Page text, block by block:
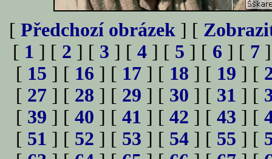
[ Předchozí obrázek ] [
[ 1 ] [ 2 ] [ 3 ] [ 4 ] [ 5 ] [ 6 ] [ 7
[ 15 ] [ 16 ] [ 17 ] [ 18 ] [ 19 ] [
[ 27 ] [ 28 ] [ 29 ] [ 30 ] [ 31 ] [
[ 39 ] [ 40 ] [ 41 ] [ 42 ] [ 43 ] [
[ 51 ] [ 52 ] [ 53 ] [ 54 ] [ 55 ] [